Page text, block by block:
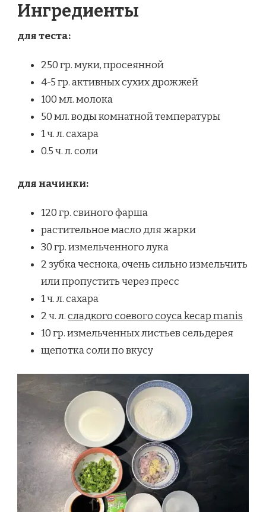
Ингредиенты
для теста:
250 гр. муки, просеянной
4-5 гр. активных сухих дрожжей
100 мл. молока
50 мл. воды комнатной температуры
1 ч. л. сахара
0.5 ч. л. соли
для начинки:
120 гр. свиного фарша
растительное масло для жарки
30 гр. измельченного лука
2 зубка чеснока, очень сильно измельчить
или пропустить через пресс
1 ч. л. сахара
2 ч. л.сладкого соевого соуса kecap manis
10 гр. измельченных листьев сельдерея
щепотка соли по вкусу